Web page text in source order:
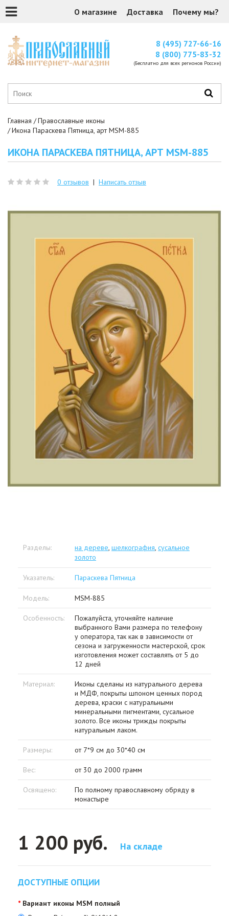
О магазине Доставка Почему мы?
8 (495) 727-66-16
8 (800) 775-83-32
(Бесплатно для всех регионов России)
Главная
Православные иконы
Икона Параскева Пятница, арт MSM-885
ИКОНА ПАРАСКЕВА ПЯТНИЦА, АРТ MSM-885
0 отзывов | Написать отзыв
Разделы: на дереве, шелкография, сусальное
золото
Указатель: Параскева Пятница
Модель: MSM-885
Особенность:
Пожалуйста, уточняйте наличие
выбранного Вами размера по телефону
у оператора, так как в зависимости от
сезона и загруженности мастерской, срок
изготовления может составлять от 5 до
12 дней
Материал:
Иконы сделаны из натурального дерева
и МДФ, покрыты шпоном ценных пород
дерева, краски с натуральными
минеральными пигментами, сусальное
золото. Все иконы трижды покрыты
натуральным лаком.
Размеры: от 7*9 см до 30*40 см
Вес: от 30 до 2000 грамм
Освящено:
По полному православному обряду в
монастыре
1 200 руб. На складе
ДОСТУПНЫЕ ОПЦИИ
Вариант иконы MSM полный